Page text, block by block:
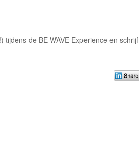
de BE WAVE Experience en schrijf